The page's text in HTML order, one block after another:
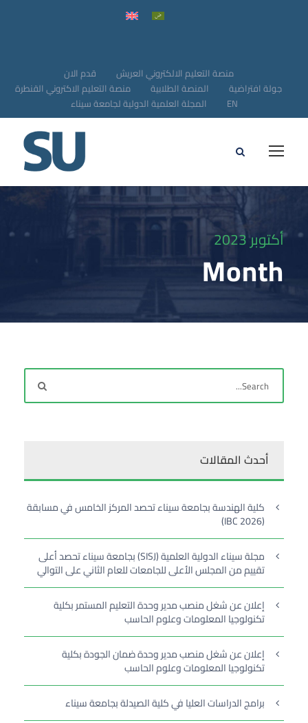
قدم الان
منصة التعليم الالكتروني العريش
منصة التعليم الاكتروني القنطرة
المنصة الطلابية
جولة افتراضية
المجلة العلمية الدولية لجامعة سيناء
EN
أكتوبر 2023
Month
أحدث المقالات
كلية الهندسة بجامعة سيناء تحصد المركز الخامس في مسابقة
(IBC 2026)
مجلة سيناء الدولية العلمية (SISJ) بجامعة سيناء تحصد أعلى
تقييم من المجلس الأعلى للجامعات للعام الثاني على التوالي
إعلان عن شغل منصب مدير وحدة التعليم المستمر بكلية
تكنولوجيا المعلومات وعلوم الحاسب
إعلان عن شغل منصب مدير وحدة ضمان الجودة بكلية
تكنولوجيا المعلومات وعلوم الحاسب
برامج الدراسات العليا في كلية الصيدلة بجامعة سيناء